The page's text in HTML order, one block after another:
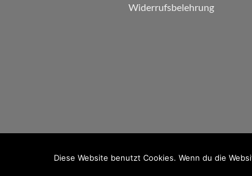
Widerrufsbelehrung
Diese Website benutzt Cookies. Wenn du die